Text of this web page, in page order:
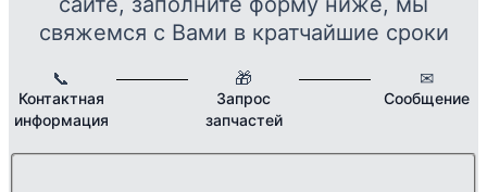
свяжемся с Вами в кратчайшие сроки
📞
Контактная
информация
🎁
Запрос
запчастей
✉
Сообщение